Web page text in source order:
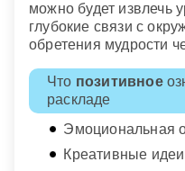
можно будет извлечь
глубокие связи с
обретения мудрости
Что позитивное
раскладе
Эмоциональная
Креативные идеи